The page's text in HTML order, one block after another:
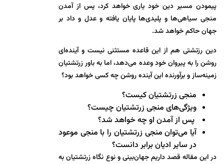
پیمودن مسیر دین خود یاری خواهد کرد، پس از آمدن
منجی سیاهی‌ها و پلیدی‌ها پایان یافته و عدل و داد بر
جهان حاکم خواهد شد.
دین رزتشتی هم از این قاعده مستثنی نیست و آینده‌ای
روشن را به پیروان خود وعده می‌دهد، اما به باور زرتشتیان
زمینه‌ساز و برآورنده این آینده روشن چه کسی خواهد بود؟
منجی زرتشتیان کیست؟
ویژگی‌های منجی زرتشتیان چیست؟
پس از آمدن او چه خواهد شد؟
آیا می‌توان منجی زرتشتیان را با منجی موعود
در سایر ادیان برابر دانست؟
در این مقاله قصد داریم جهان‌بینی و نوع نگاه زرتشتیان به